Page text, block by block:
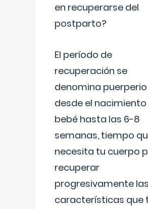
en recuperarse del
postparto?
El período de
recuperación se
denomina puerperio
desde el
bebé hasta las 6-8
semanas, tiempo
necesita tu cuerpo
recuperar
progresivamente las
características que